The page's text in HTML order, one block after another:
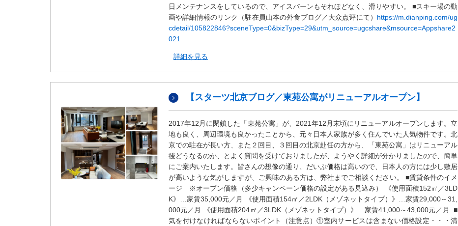
日メンテナンスをしているので、アイスバーンもそれほどなく、滑りやすい。 ■スキー場の動
画や詳細情報のリンク（駐在員山本の外食ブログ／大众点评にて） https://m.dianping.com/ug
cdetail/105822846?sceneType=0&bizType=29&utm_source=ugcshare&msource=Appshare2
021
詳細を見る
【スターツ北京ブログ／東苑公寓がリニューアルオープン】
2017年12月に閉鎖した「東苑公寓」が、2021年12月末頃にリニューアルオープンします。立
地も良く、周辺環境も良かったことから、元々日本人家族が多く住んでいた人気物件です。北
京での駐在が長い方、また２回目、３回目の北京赴任の方から、「東苑公寓」はリニューアル
後どうなるのか、とよく質問を受けておりましたが、ようやく詳細が分かりましたので、簡単
にご案内いたします。皆さんの想像の通り、だいぶ価格は高いので、日本人の方には少し敷居
が高いような気がしますが、ご興味のある方は、弊社までご相談ください。 ■賃貸条件のイメ
ージ ※オープン価格（多少キャンペーン価格の設定がある見込み） 《使用面積152㎡／3LD
K》…家賃35,000元／月 《使用面積154㎡／2LDK（メゾネットタイプ）》…家賃29,000～31,
000元／月 《使用面積204㎡／3LDK（メゾネットタイプ）》…家賃41,000～43,000元／月 ■
気を付けなければならないポイント（注意点）①室内サービスは含まない価格設定・・・清